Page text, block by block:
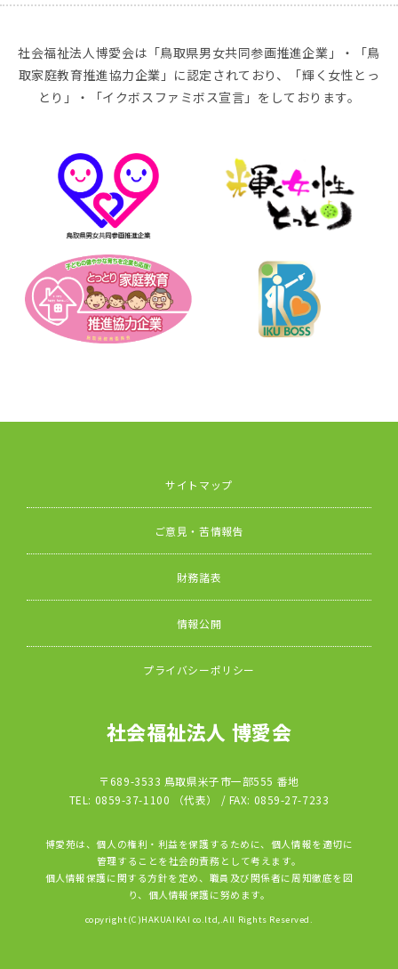
社会福祉法人博愛会は「鳥取県男女共同参画推進企業」・「鳥
取家庭教育推進協力企業」に認定されており、「輝く女性とっ
とり」・「イクボスファミボス宣言」をしております。
サイトマップ
ご意見・苦情報告
財務諸表
情報公開
プライバシーポリシー
社会福祉法人 博愛会
〒689-3533 鳥取県米子市一部555 番地
TEL: 0859-37-1100 （代表） / FAX: 0859-27-7233
博愛苑は、個人の権利・利益を保護するために、個人情報を適切に
管理することを社会的責務として考えます。
個人情報保護に関する方針を定め、職員及び関係者に周知徹底を図
り、個人情報保護に努めます。
copyright(C)HAKUAIKAI co.ltd,.All Rights Reserved.